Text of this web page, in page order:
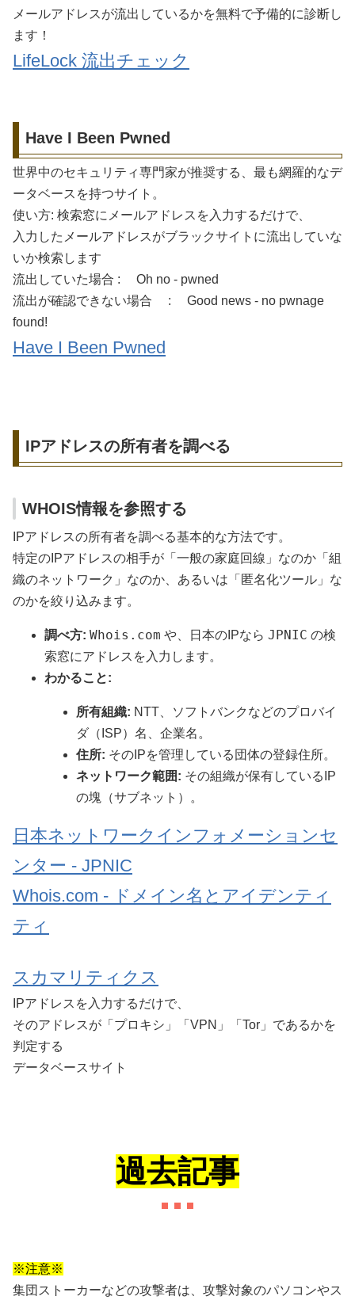
メールアドレスが流出しているかを無料で予備的に診断し
ます！
LifeLock 流出チェック
Have I Been Pwned
世界中のセキュリティ専門家が推奨する、最も網羅的なデ
ータベースを持つサイト。
使い方: 検索窓にメールアドレスを入力するだけで、
入力したメールアドレスがブラックサイトに流出していな
いか検索します
流出していた場合 : Oh no - pwned
流出が確認できない場合 : Good news - no pwnage
found!
Have I Been Pwned
IPアドレスの所有者を調べる
WHOIS情報を参照する
IPアドレスの所有者を調べる基本的な方法です。
特定のIPアドレスの相手が「一般の家庭回線」なのか「組
織のネットワーク」なのか、あるいは「匿名化ツール」な
のかを絞り込みます。
調べ方: Whois.com や、日本のIPなら JPNIC の検
索窓にアドレスを入力します。
わかること:
所有組織: NTT、ソフトバンクなどのプロバイ
ダ（ISP）名、企業名。
住所: そのIPを管理している団体の登録住所。
ネットワーク範囲: その組織が保有しているIP
の塊（サブネット）。
日本ネットワークインフォメーションセ
ンター - JPNIC
Whois.com - ドメイン名とアイデンティ
ティ
スカマリティクス
IPアドレスを入力するだけで、
そのアドレスが「プロキシ」「VPN」「Tor」であるかを
判定する
データベースサイト
過去記事
※注意※
集団ストーカーなどの攻撃者は、攻撃対象のパソコンやス